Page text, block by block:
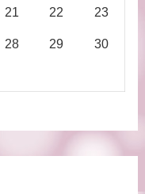
21 22 23
28 29 30